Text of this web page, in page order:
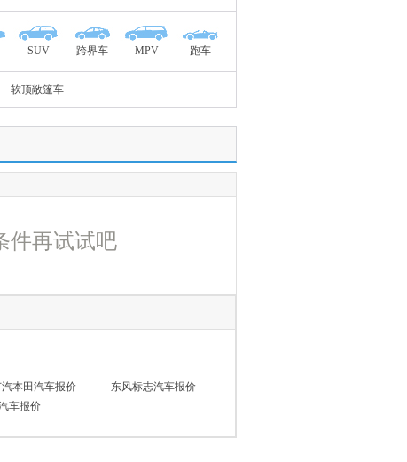
SUV 跨界车 MPV 跑车
软顶敞篷车
件再试试吧
汽本田汽车报价
东风标志汽车报价
车报价